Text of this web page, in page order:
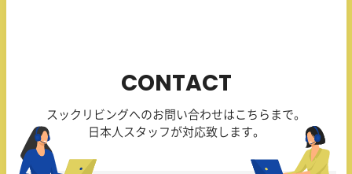
CONTACT
スックリビングへのお問い合わせはこちらまで。
日本人スタッフが対応致します。